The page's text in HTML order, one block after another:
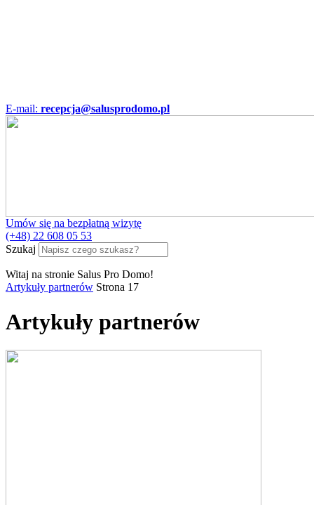
E-mail: recepcja@salusprodomo.pl
Umów się na bezpłatną wizytę
(+48) 22 608 05 53
Szukaj
Witaj na stronie Salus Pro Domo!
Artykuły partnerów Strona 17
Artykuły partnerów